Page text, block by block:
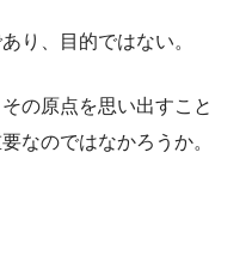
り、目的ではない。
の原点を思い出すこと
なのではなかろうか。